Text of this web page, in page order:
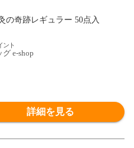
の奇跡レギュラー 50点入
e-shop
詳細を見る